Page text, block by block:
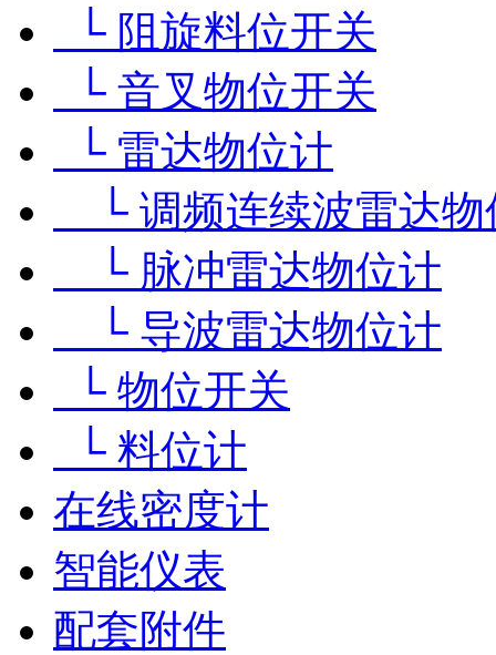
└ 阻旋料位开关
└ 音叉物位开关
└ 雷达物位计
└ 调频连续波雷达物
└ 脉冲雷达物位计
└ 导波雷达物位计
└ 物位开关
└ 料位计
在线密度计
智能仪表
配套附件